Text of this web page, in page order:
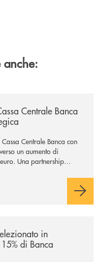
anche:
Centrale Banca
Centrale Banca con
un aumento di
Una partnership
per ampliare l’offerta e
in
di Banca